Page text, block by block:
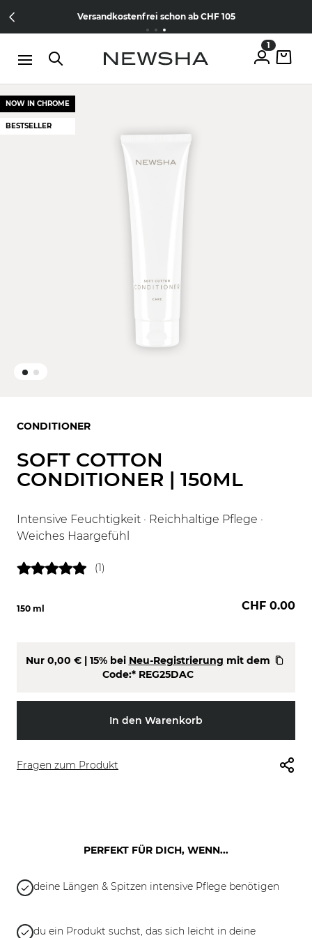
NEW IN: The Iconic Limited Chrome Collection
15% Wilkommens-Rabatt
kostenlos anmelden
Versandkostenfrei schon ab CHF 105
1
NOW IN CHROME
BESTSELLER
CONDITIONER
SOFT COTTON
CONDITIONER | 150ML
Intensive Feuchtigkeit · Reichhaltige Pflege ·
Weiches Haargefühl
(1)
CHF 0.00
150 ml
Nur 0,00 €| 15% bei Neu-Registrierung mit dem
Code:* REG25DAC
In den Warenkorb
Fragen zum Produkt
PERFEKT FÜR DICH, WENN...
deine Längen & Spitzen intensive Pflege benötigen
du ein Produkt suchst, das sich leicht in deine